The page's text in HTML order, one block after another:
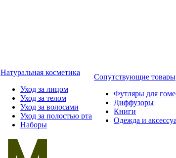
Натуральная косметика
Уход за лицом
Уход за телом
Уход за волосами
Уход за полостью рта
Наборы
Сопутствующие товары
Футляры для
Диффузоры
Книги
Одежда и